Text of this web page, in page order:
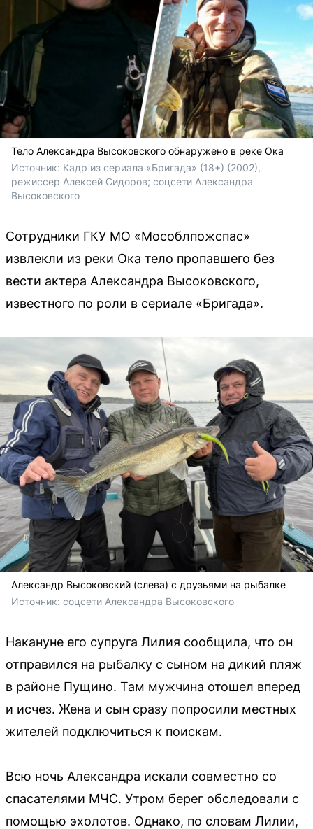
Тело Александра Высоковского обнаружено в реке Ока
Источник: Кадр из сериала «Бригада» (18+) (2002),
Высоковского
Сотрудники ГКУ МО «Мособлпожспас»
извлекли из реки Ока тело пропавшего без
вести актера Александра Высоковского,
известного по роли в сериале «Бригада».
Александр Высоковский (слева) с друзьями на рыбалке
Источник: соцсети Александра Высоковского
Накануне его супруга Лилия сообщила, что он
отправился на рыбалку с сыном на дикий пляж
в районе Пущино. Там мужчина отошел вперед
и исчез. Жена и сын сразу попросили местных
жителей подключиться к поискам.
Всю ночь Александра искали совместно со
спасателями МЧС. Утром берег обследовали с
помощью эхолотов. Однако, по словам Лилии,